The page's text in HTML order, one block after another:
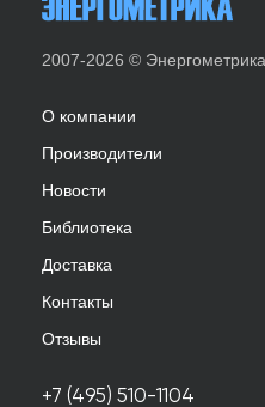
2007-2026 © Энергометрика
О компании
Производители
Новости
Библиотека
Доставка
Контакты
Отзывы
+7 (495) 510-1104